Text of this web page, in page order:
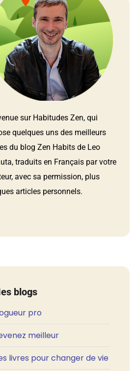
sur Habitudes Zen, qui
quelques uns des meilleurs
du blog Zen Habits de Leo
traduits en Français par votre
avec sa permission, plus
articles personnels.
blogs
pro
meilleur
livres pour changer de vie